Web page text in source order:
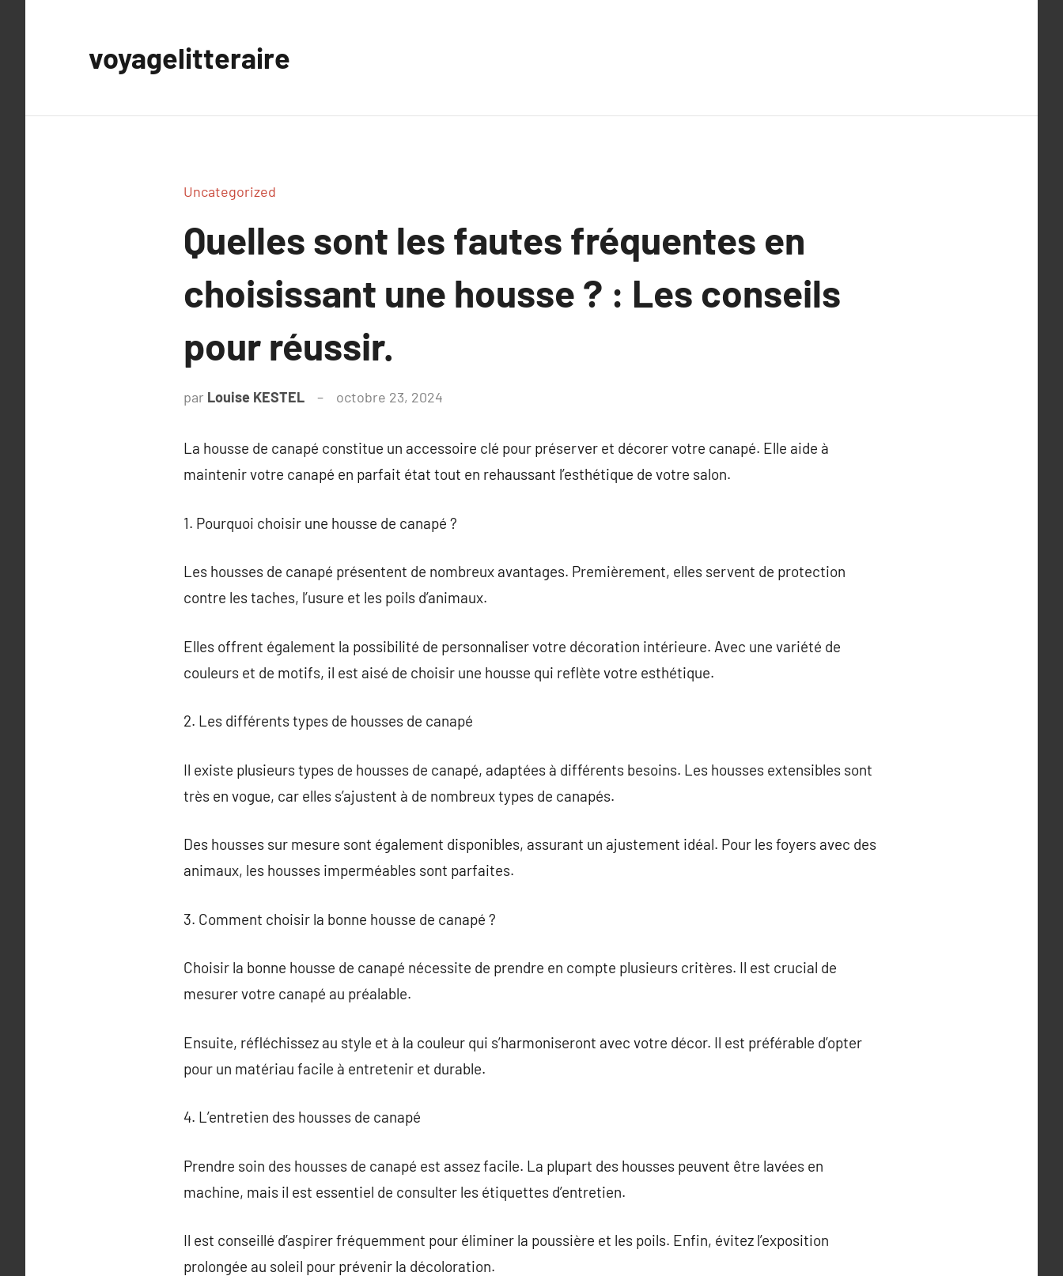
voyagelitteraire
Uncategorized
Quelles sont les fautes fréquentes en
choisissant une housse ? : Les conseils
pour réussir.
par Louise KESTEL octobre 23, 2024
La housse de canapé constitue un accessoire clé pour préserver et décorer votre canapé. Elle aide à
maintenir votre canapé en parfait état tout en rehaussant l’esthétique de votre salon.
1. Pourquoi choisir une housse de canapé ?
Les housses de canapé présentent de nombreux avantages. Premièrement, elles servent de protection
contre les taches, l’usure et les poils d’animaux.
Elles offrent également la possibilité de personnaliser votre décoration intérieure. Avec une variété de
couleurs et de motifs, il est aisé de choisir une housse qui reflète votre esthétique.
2. Les différents types de housses de canapé
Il existe plusieurs types de housses de canapé, adaptées à différents besoins. Les housses extensibles sont
très en vogue, car elles s’ajustent à de nombreux types de canapés.
Des housses sur mesure sont également disponibles, assurant un ajustement idéal. Pour les foyers avec des
animaux, les housses imperméables sont parfaites.
3. Comment choisir la bonne housse de canapé ?
Choisir la bonne housse de canapé nécessite de prendre en compte plusieurs critères. Il est crucial de
mesurer votre canapé au préalable.
Ensuite, réfléchissez au style et à la couleur qui s’harmoniseront avec votre décor. Il est préférable d’opter
pour un matériau facile à entretenir et durable.
4. L’entretien des housses de canapé
Prendre soin des housses de canapé est assez facile. La plupart des housses peuvent être lavées en
machine, mais il est essentiel de consulter les étiquettes d’entretien.
Il est conseillé d’aspirer fréquemment pour éliminer la poussière et les poils. Enfin, évitez l’exposition
prolongée au soleil pour prévenir la décoloration.